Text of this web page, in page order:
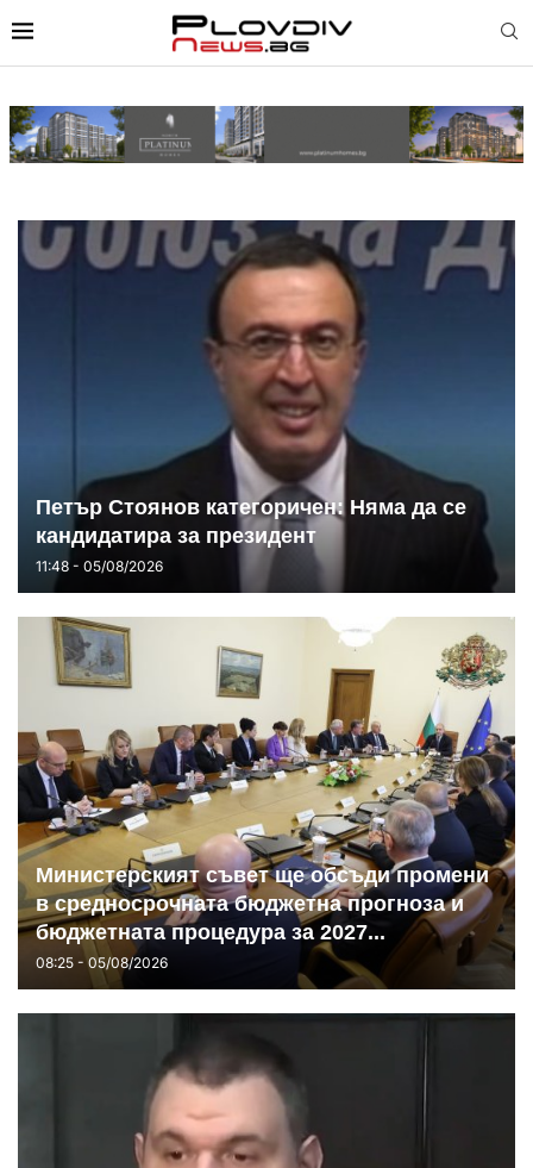
Петър Стоянов категоричен: Няма да се
кандидатира за президент
11:48 - 05/08/2026
Министерският съвет ще обсъди промени
в средносрочната бюджетна прогноза и
бюджетната процедура за 2027...
08:25 - 05/08/2026